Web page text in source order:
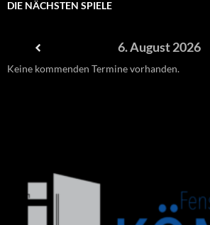
DIE NÄCHSTEN SPIELE
6. August 2026
Keine kommenden Termine vorhanden.